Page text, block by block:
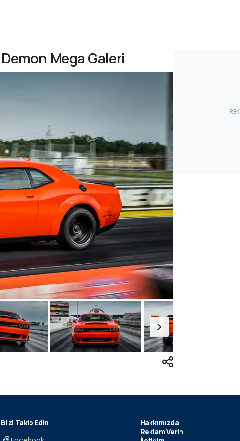
Mega Galeri
Bizi Takip Edin
Hakkımızda
Reklam Verin